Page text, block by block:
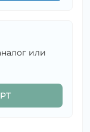
или